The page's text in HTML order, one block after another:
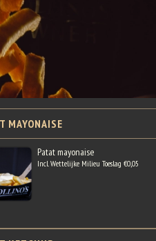
MAYONAISE
Patat mayonaise
Incl. Wettelijke Milieu Toeslag €0,05